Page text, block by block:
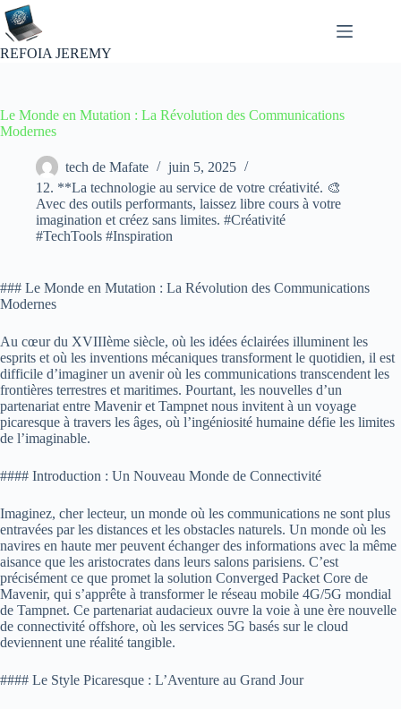
Passer
au
contenu
REFOIA JEREMY
Le Monde en Mutation : La Révolution des Communications
Modernes
tech de Mafate
juin 5, 2025
12. **La technologie au service de votre créativité. 🎨
Avec des outils performants, laissez libre cours à votre
imagination et créez sans limites. #Créativité
#TechTools #Inspiration
### Le Monde en Mutation : La Révolution des Communications
Modernes
Au cœur du XVIIIème siècle, où les idées éclairées illuminent les
esprits et où les inventions mécaniques transforment le quotidien, il est
difficile d’imaginer un avenir où les communications transcendent les
frontières terrestres et maritimes. Pourtant, les nouvelles d’un
partenariat entre Mavenir et Tampnet nous invitent à un voyage
picaresque à travers les âges, où l’ingéniosité humaine défie les limites
de l’imaginable.
#### Introduction : Un Nouveau Monde de Connectivité
Imaginez, cher lecteur, un monde où les communications ne sont plus
entravées par les distances et les obstacles naturels. Un monde où les
navires en haute mer peuvent échanger des informations avec la même
aisance que les aristocrates dans leurs salons parisiens. C’est
précisément ce que promet la solution Converged Packet Core de
Mavenir, qui s’apprête à transformer le réseau mobile 4G/5G mondial
de Tampnet. Ce partenariat audacieux ouvre la voie à une ère nouvelle
de connectivité offshore, où les services 5G basés sur le cloud
deviennent une réalité tangible.
#### Le Style Picaresque : L’Aventure au Grand Jour